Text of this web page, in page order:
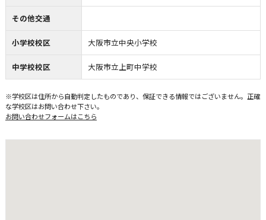
その他交通
小学校校区 大阪市立中央小学校
中学校校区 大阪市立上町中学校
※学校区は住所から自動判定したものであり、保証できる情報ではございません。正確
な学校区はお問い合わせ下さい。
お問い合わせフォームはこちら